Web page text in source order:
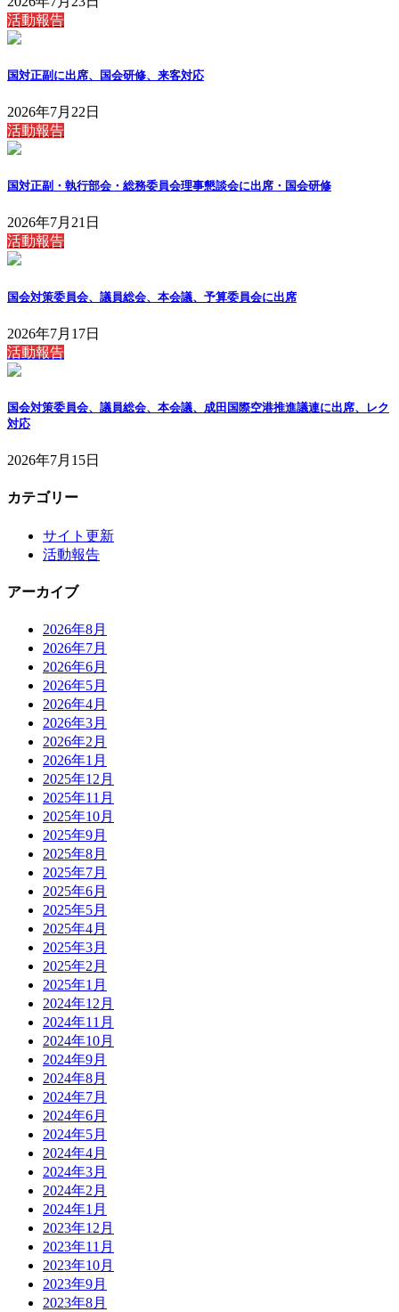
活動報告
国対正副に出席、国会研修、来客対応
2026年7月22日
活動報告
国対正副・執行部会・総務委員会理事懇談会に出席・国会研修
2026年7月21日
活動報告
国会対策委員会、議員総会、本会議、予算委員会に出席
2026年7月17日
活動報告
国会対策委員会、議員総会、本会議、成田国際空港推進議連に出席、レク
対応
2026年7月15日
カテゴリー
サイト更新
活動報告
アーカイブ
2026年8月
2026年7月
2026年6月
2026年5月
2026年4月
2026年3月
2026年2月
2026年1月
2025年12月
2025年11月
2025年10月
2025年9月
2025年8月
2025年7月
2025年6月
2025年5月
2025年4月
2025年3月
2025年2月
2025年1月
2024年12月
2024年11月
2024年10月
2024年9月
2024年8月
2024年7月
2024年6月
2024年5月
2024年4月
2024年3月
2024年2月
2024年1月
2023年12月
2023年11月
2023年10月
2023年9月
2023年8月